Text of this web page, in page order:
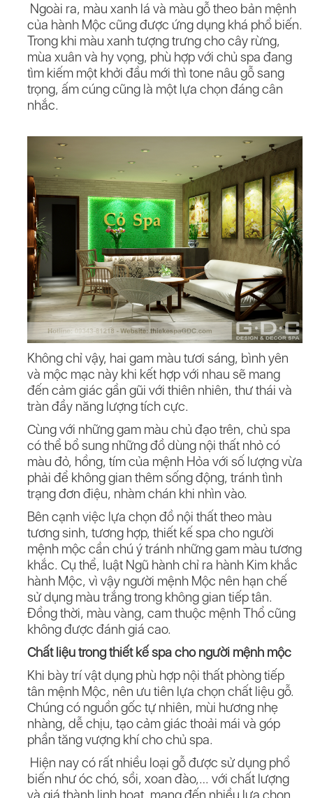
Ngoài ra, màu xanh lá và màu gỗ theo bản mệnh
của hành Mộc cũng được ứng dụng khá phổ biến.
Trong khi màu xanh tượng trưng cho cây rừng,
mùa xuân và hy vọng, phù hợp với chủ spa đang
tìm kiếm một khởi đầu mới thì tone nâu gỗ sang
trọng, ấm cúng cũng là một lựa chọn đáng cân
nhắc.
Không chỉ vậy, hai gam màu tươi sáng, bình yên
và mộc mạc này khi kết hợp với nhau sẽ mang
đến cảm giác gần gũi với thiên nhiên, thư thái và
tràn đầy năng lượng tích cực.
Cùng với những gam màu chủ đạo trên, chủ spa
có thể bổ sung những đồ dùng nội thất nhỏ có
màu đỏ, hồng, tím của mệnh Hỏa với số lượng vừa
phải để không gian thêm sống động, tránh tình
trạng đơn điệu, nhàm chán khi nhìn vào.
Bên cạnh việc lựa chọn đồ nội thất theo màu
tương sinh, tương hợp, thiết kế spa cho người
mệnh mộc cần chú ý tránh những gam màu tương
khắc. Cụ thể, luật Ngũ hành chỉ ra hành Kim khắc
hành Mộc, vì vậy người mệnh Mộc nên hạn chế
sử dụng màu trắng trong không gian tiếp tân.
Đồng thời, màu vàng, cam thuộc mệnh Thổ cũng
không được đánh giá cao.
Chất liệu trong thiết kế spa cho người mệnh mộc
Khi bày trí vật dụng phù hợp nội thất phòng tiếp
tân mệnh Mộc, nên ưu tiên lựa chọn chất liệu gỗ.
Chúng có nguồn gốc tự nhiên, mùi hương nhẹ
nhàng, dễ chịu, tạo cảm giác thoải mái và góp
phần tăng vượng khí cho chủ spa.
Hiện nay có rất nhiều loại gỗ được sử dụng phổ
biến như óc chó, sồi, xoan đào,… với chất lượng
và giá thành linh hoạt, mang đến nhiều lựa chọn